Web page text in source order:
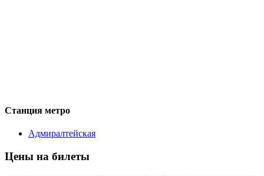
Станция метро
Адмиралтейская
Цены на билеты